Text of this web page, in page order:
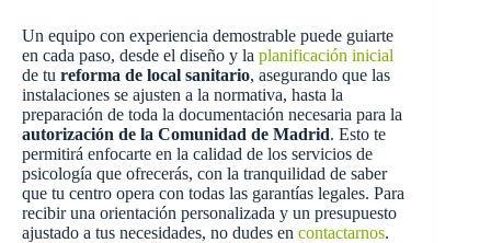
Un equipo con experiencia demostrable puede guiarte
en cada paso, desde el diseño y la planificación inicial
de tu reforma de local sanitario, asegurando que las
instalaciones se ajusten a la normativa, hasta la
preparación de toda la documentación necesaria para la
autorización de la Comunidad de Madrid. Esto te
permitirá enfocarte en la calidad de los servicios de
psicología que ofrecerás, con la tranquilidad de saber
que tu centro opera con todas las garantías legales. Para
recibir una orientación personalizada y un presupuesto
ajustado a tus necesidades, no dudes en contactarnos.